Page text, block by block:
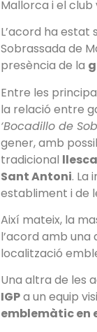
Mallorca i el
L’acord ha
Sobrassada de
presència de la
Entre les
la relació entre
‘Bocadillo de
gener, amb
tradicional
Sant Antoni. La
establiment i de
Així mateix, la
l’acord amb
localització
Una altra de les
IGPa un equip
emblemàtic en